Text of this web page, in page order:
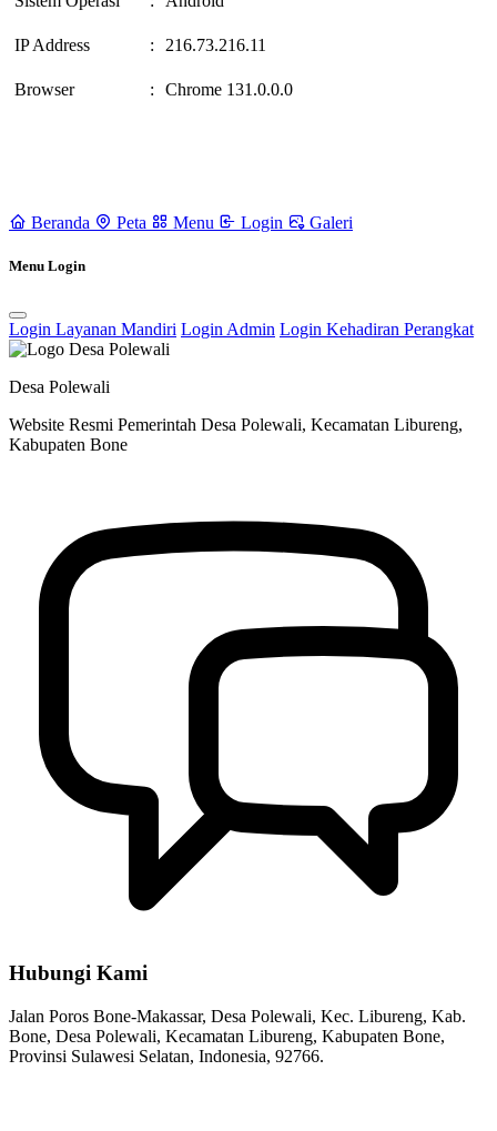
IP Address : 216.73.216.11
Browser : Chrome 131.0.0.0
Beranda Peta Menu Login Galeri
Menu Login
Login Layanan Mandiri Login Admin Login Kehadiran Perangkat
Desa Polewali
Website Resmi Pemerintah Desa Polewali, Kecamatan Libureng,
Kabupaten Bone
Hubungi Kami
Jalan Poros Bone-Makassar, Desa Polewali, Kec. Libureng, Kab.
Bone, Desa Polewali, Kecamatan Libureng, Kabupaten Bone,
Provinsi Sulawesi Selatan, Indonesia, 92766.